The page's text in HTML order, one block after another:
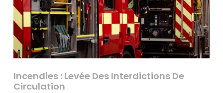
Incendies : Levée Des Interdictions De
Circulation